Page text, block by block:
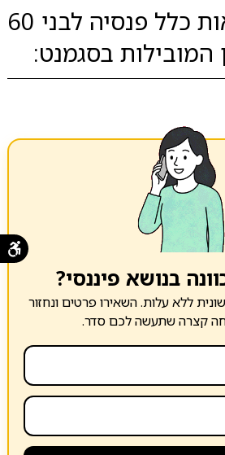
השוואת תשואות כלל פנסיה לבני 60
המובילות בסגמנט:
בנושא פיננסי?
ללא עלות. השאירו פרטים ונחזור
קצרה שתעשה לכם סדר.